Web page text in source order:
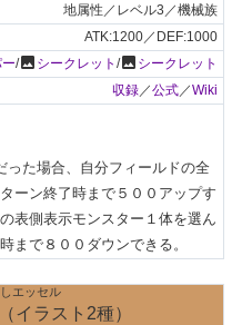
地属性／レベル3／機械族
ATK:1200／DEF:1000
/photo シークレット /photo シークレット
収録／公式／Wiki
った場合、自分フィールドの全
ーン終了時まで５００アップす
表側表示モンスター１体を選ん
まで８００ダウンできる。
エッセル
イラスト2種）